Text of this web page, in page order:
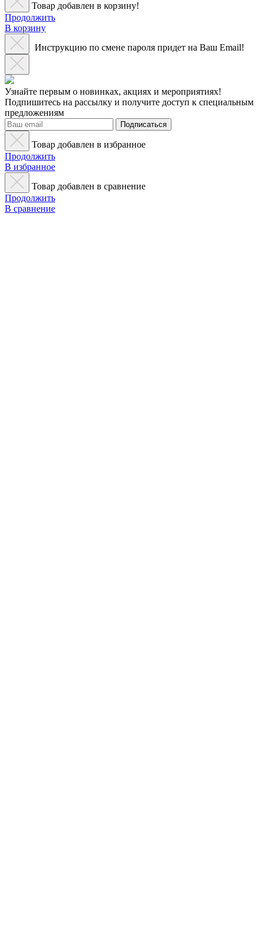
Товар добавлен в корзину!
Продолжить
В корзину
Инструкцию по смене пароля придет на Ваш Email!
Узнайте первым о новинках, акциях и мероприятиях!
Подпишитесь на рассылку и получите доступ к специальным
предложениям
Подписаться
Товар добавлен в избранное
Продолжить
В избранное
Товар добавлен в сравнение
Продолжить
В сравнение